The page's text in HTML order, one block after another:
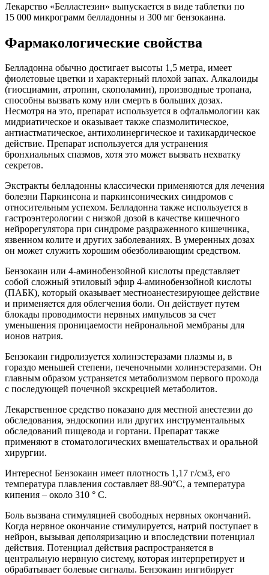
Лекарство «Белластезин» выпускается в виде таблетки по
15 000 микрограмм белладонны и 300 мг бензокаина.
Фармакологические свойства
Белладонна обычно достигает высоты 1,5 метра, имеет
фиолетовые цветки и характерный плохой запах. Алкалоиды
(гиосциамин, атропин, скополамин), производные тропана,
способны вызвать кому или смерть в больших дозах.
Несмотря на это, препарат используется в офтальмологии как
мидриатическое и оказывает также спазмолитическое,
антиастматическое, антихолинергическое и тахикардическое
действие. Препарат используется для устранения
бронхиальных спазмов, хотя это может вызвать нехватку
секретов.
Экстракты белладонны классически применяются для лечения
болезни Паркинсона и паркинсонических синдромов с
относительным успехом. Белладонна также используется в
гастроэнтерологии с низкой дозой в качестве кишечного
нейрорегулятора при синдроме раздраженного кишечника,
язвенном колите и других заболеваниях. В умеренных дозах
он может служить хорошим обезболивающим средством.
Бензокаин или 4-аминобензойной кислоты представляет
собой сложный этиловый эфир 4-аминобензойной кислоты
(ПАБК), который оказывает местноанестезирующее действие
и применяется для облегчения боли. Он действует путем
блокады проводимости нервных импульсов за счет
уменьшения проницаемости нейрональной мембраны для
ионов натрия.
Бензокаин гидролизуется холинэстеразами плазмы и, в
гораздо меньшей степени, печеночными холинэстеразами. Он
главным образом устраняется метаболизмом первого прохода
с последующей почечной экскрецией метаболитов.
Лекарственное средство показано для местной анестезии до
обследования, эндоскопии или других инструментальных
обследований пищевода и гортани. Препарат также
применяют в стоматологических вмешательствах и оральной
хирургии.
Интересно! Бензокаин имеет плотность 1,17 г/см3, его
температура плавления составляет 88-90°С, а температура
кипения – около 310 ° С.
Боль вызвана стимуляцией свободных нервных окончаний.
Когда нервное окончание стимулируется, натрий поступает в
нейрон, вызывая деполяризацию и впоследствии потенциал
действия. Потенциал действия распространяется в
центральную нервную систему, которая интерпретирует и
обрабатывает болевые сигналы. Бензокаин ингибирует